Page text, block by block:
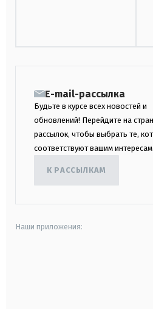
E-mail-рассылка
Будьте в курсе всех новостей и
обновлений! Перейдите на
рассылок, чтобы выбрать те,
соответствуют вашим интересам.
К РАССЫЛКАМ
Наши приложения: